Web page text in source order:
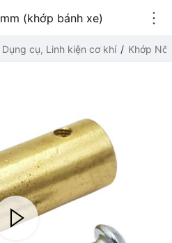
(khớp bánh xe)
Dụng cụ, Linh kiện cơ khí Khớp Nối